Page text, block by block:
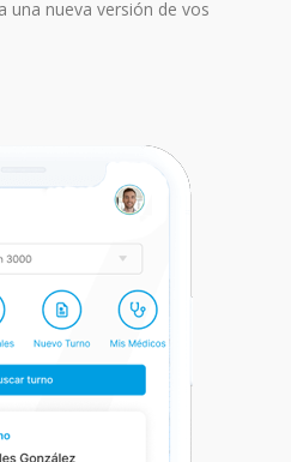
una nueva versión de vos